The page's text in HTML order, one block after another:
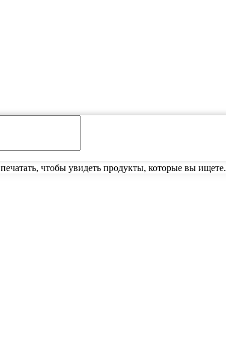
чтобы увидеть продукты, которые вы ищете.